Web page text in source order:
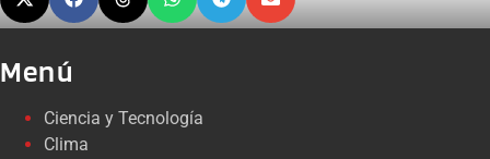
Menú
Ciencia y Tecnología
Clima